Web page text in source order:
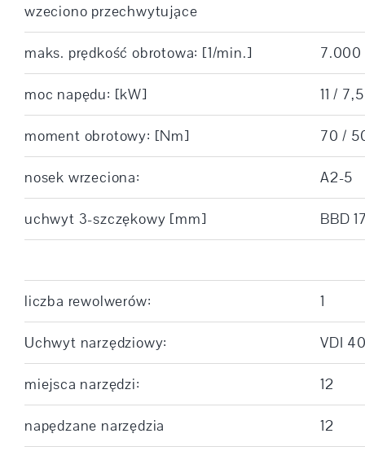
wzeciono przechwytujące
maks. prędkość obrotowa: [1/min.] 7.000
moc napędu: [kW] 11 / 7,5
moment obrotowy: [Nm] 70 /
nosek wrzeciona: A2-5
uchwyt 3-szczękowy [mm] BBD
liczba rewolwerów: 1
Uchwyt narzędziowy: VDI
miejsca narzędzi: 12
napędzane narzędzia 12